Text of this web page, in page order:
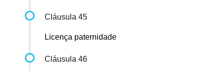
Cláusula 45
Licença paternidade
Cláusula 46